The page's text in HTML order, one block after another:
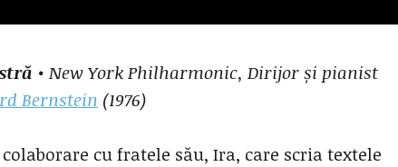
• New York Philharmonic, Dirijor și pianist
Bernstein (1976)
cu fratele său, Ira, care scria textele